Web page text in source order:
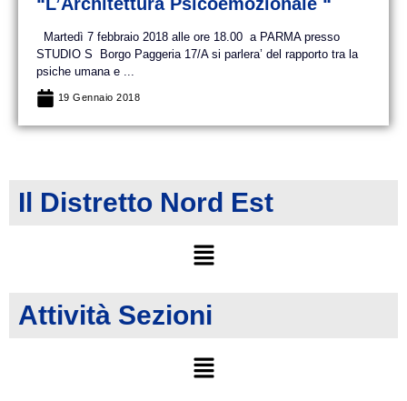
Martedì 7 febbraio 2018 alle ore 18.00 a PARMA presso
STUDIO S Borgo Paggeria 17/A si parlera’ del rapporto tra la
psiche umana e ...
19 Gennaio 2018
Il Distretto Nord Est
Attività Sezioni